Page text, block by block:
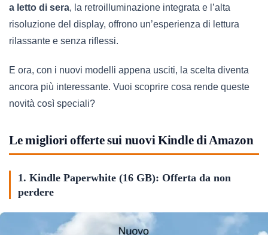
a letto di sera, la retroilluminazione integrata e l’alta
risoluzione del display, offrono un’esperienza di lettura
rilassante e senza riflessi.
E ora, con i nuovi modelli appena usciti, la scelta diventa
ancora più interessante. Vuoi scoprire cosa rende queste
novità così speciali?
Le migliori offerte sui nuovi Kindle di Amazon
1. Kindle Paperwhite (16 GB): Offerta da non
perdere